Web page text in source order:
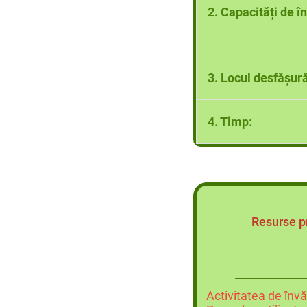
b. Lecția:
C. Manualul
2. Capacități de
Capacitățile
3. Locul
SALA DE CLASĂ
4. Timp:
Resurse
Activitatea de